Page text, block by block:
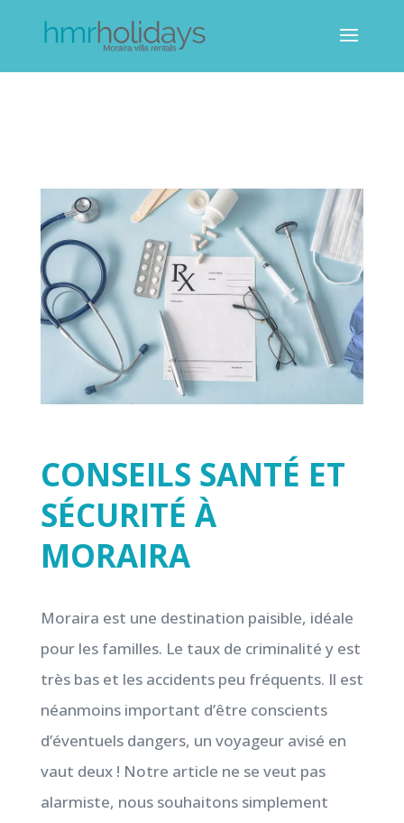
CONSEILS SANTÉ ET
SÉCURITÉ À
MORAIRA
Moraira est une destination paisible, idéale
pour les familles. Le taux de criminalité y est
très bas et les accidents peu fréquents. Il est
néanmoins important d’être conscients
d’éventuels dangers, un voyageur avisé en
vaut deux ! Notre article ne se veut pas
alarmiste, nous souhaitons simplement